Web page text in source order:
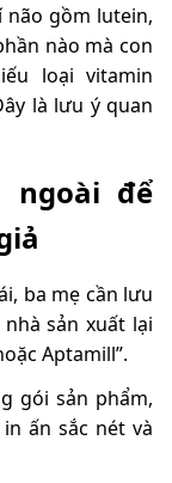
gồm lutein,
nào mà con
loại vitamin
là lưu ý quan
ngoài để
ba mẹ cần lưu
sản xuất lại
Aptamill”.
gói sản phẩm,
ấn sắc nét và